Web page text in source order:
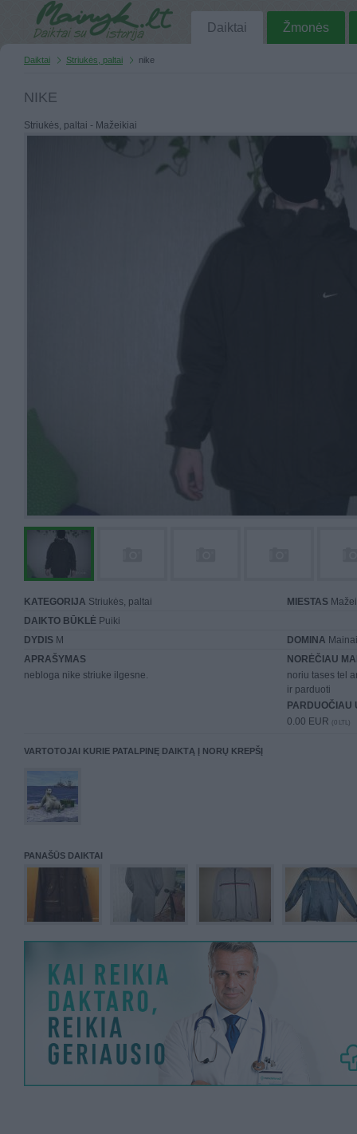
Daiktai Žmonės
Daiktai Striukės, paltai nike
NIKE
Striukės, paltai - Mažeikiai
KATEGORIJA Striukės, paltai MIESTAS
DAIKTO BŪKLĖ Puiki
DYDIS M DOMINA
APRAŠYMAS
nebloga nike striuke ilgesne.
NORĖČIAU
noriu tases tel
ir parduoti
PARDUOČIAU
0.00 EUR (0 LTL)
VARTOTOJAI KURIE PATALPINĘ DAIKTĄ Į NORŲ KREPŠĮ
PANAŠŪS DAIKTAI